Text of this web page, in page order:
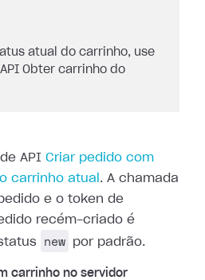
atual do carrinho, use
Obter carrinho do
API Criar pedido com
carrinho atual . A chamada
e o token de
recém-criado é
new por padrão.
carrinho no servidor